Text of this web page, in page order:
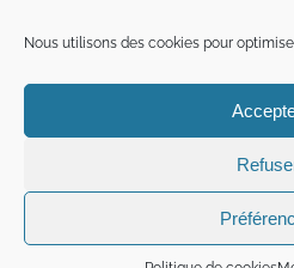
Nous utilisons des cookies pour
Mentions